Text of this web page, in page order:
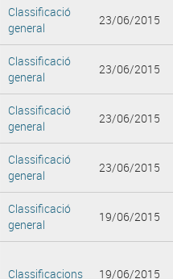
Classificació
general
23/06/2015
Classificació
general
23/06/2015
Classificació
general
23/06/2015
Classificació
general
23/06/2015
Classificació
general
19/06/2015
Classificacions 19/06/2015